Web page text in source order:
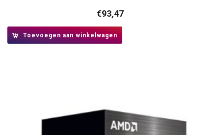
€93,47
Toevoegen aan winkelwagen